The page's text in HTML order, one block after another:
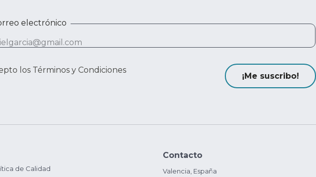
electrónico
los Términos y Condiciones
¡Me suscribo!
de Calidad
Contacto
Valencia, España